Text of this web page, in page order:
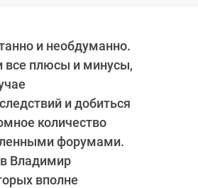
и необдуманно.
все плюсы и минусы,
и добиться
количество
форумами.
Владимир
вполне